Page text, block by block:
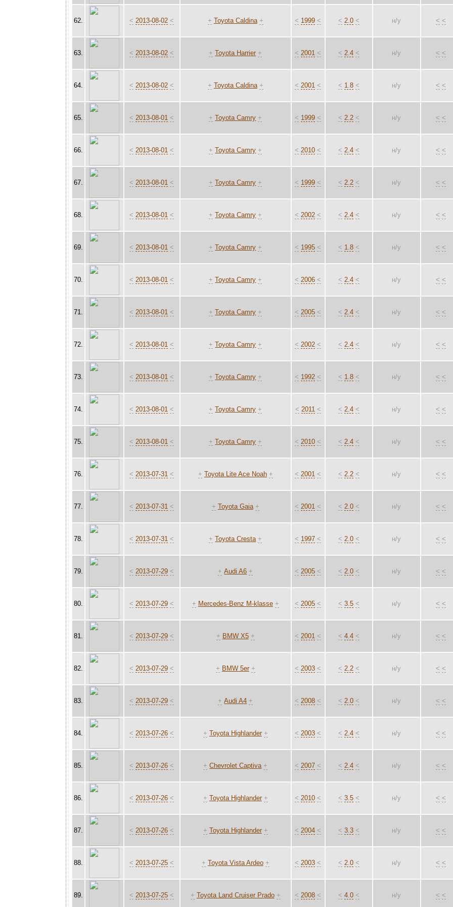
62. < 2013-08-02 < + Toyota Caldina + < 1999 < < 2.0 < н/у < <
63. < 2013-08-02 < + Toyota Harrier + < 2001 < < 2.4 < н/у < <
64. < 2013-08-02 < + Toyota Caldina + < 2001 < < 1.8 < н/у < <
65. < 2013-08-01 < + Toyota Camry + < 1999 < < 2.2 < н/у < <
66. < 2013-08-01 < + Toyota Camry + < 2010 < < 2.4 < н/у < <
67. < 2013-08-01 < + Toyota Camry + < 1999 < < 2.2 < н/у < <
68. < 2013-08-01 < + Toyota Camry + < 2002 < < 2.4 < н/у < <
69. < 2013-08-01 < + Toyota Camry + < 1995 < < 1.8 < н/у < <
70. < 2013-08-01 < + Toyota Camry + < 2006 < < 2.4 < н/у < <
71. < 2013-08-01 < + Toyota Camry + < 2005 < < 2.4 < н/у < <
72. < 2013-08-01 < + Toyota Camry + < 2002 < < 2.4 < н/у < <
73. < 2013-08-01 < + Toyota Camry + < 1992 < < 1.8 < н/у < <
74. < 2013-08-01 < + Toyota Camry + < 2011 < < 2.4 < н/у < <
75. < 2013-08-01 < + Toyota Camry + < 2010 < < 2.4 < н/у < <
76. < 2013-07-31 < + Toyota Lite Ace Noah + < 2001 < < 2.2 < н/у < <
77. < 2013-07-31 < + Toyota Gaia + < 2001 < < 2.0 < н/у < <
78. < 2013-07-31 < + Toyota Cresta + < 1997 < < 2.0 < н/у < <
79. < 2013-07-29 < + Audi A6 + < 2005 < < 2.0 < н/у < <
80. < 2013-07-29 < + Mercedes-Benz M-klasse + < 2005 < < 3.5 < н/у < <
81. < 2013-07-29 < + BMW X5 + < 2001 < < 4.4 < н/у < <
82. < 2013-07-29 < + BMW 5er + < 2003 < < 2.2 < н/у < <
83. < 2013-07-29 < + Audi A4 + < 2008 < < 2.0 < н/у < <
84. < 2013-07-26 < + Toyota Highlander + < 2003 < < 2.4 < н/у < <
85. < 2013-07-26 < + Chevrolet Captiva + < 2007 < < 2.4 < н/у < <
86. < 2013-07-26 < + Toyota Highlander + < 2010 < < 3.5 < н/у < <
87. < 2013-07-26 < + Toyota Highlander + < 2004 < < 3.3 < н/у < <
88. < 2013-07-25 < + Toyota Vista Ardeo + < 2003 < < 2.0 < н/у < <
89. < 2013-07-25 < + Toyota Land Cruiser Prado + < 2008 < < 4.0 < н/у < <